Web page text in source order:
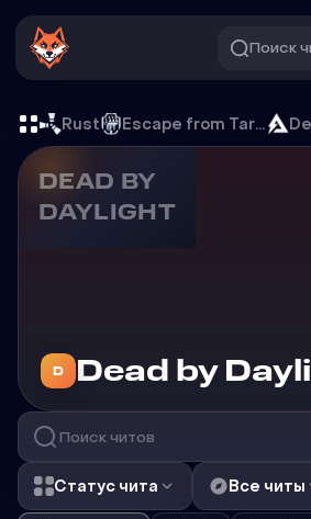
Поиск
Читы на Dead by
Rust Escape from Tarkov
DEAD BY
DAYLIGHT
D Читы на
Dead by
Статус чита Все читы